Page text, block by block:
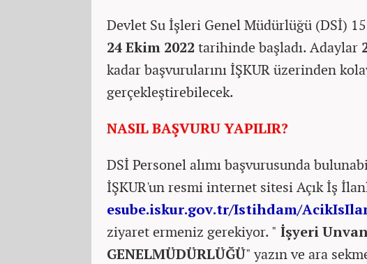
Devlet Su İşleri Genel Müdürlüğü (DSİ)
24 Ekim 2022 tarihinde başladı. Adaylar
kadar başvurularını İŞKUR üzerinden
gerçekleştirebilecek.
NASIL BAŞVURU YAPILIR?
DSİ Personel alımı başvurusunda
İŞKUR'un resmi internet sitesi Açık İş
esube.iskur.gov.tr/Istihdam/
ziyaret ermeniz gerekiyor. " İşyeri
GENELMÜDÜRLÜĞÜ" yazın ve ara